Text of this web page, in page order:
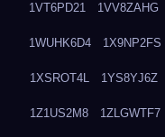
1VT6PD21 1VV8ZAHG
1WUHK6D4 1X9NP2FS
1XSROT4L 1YS8YJ6Z
1Z1US2M8 1ZLGWTF7